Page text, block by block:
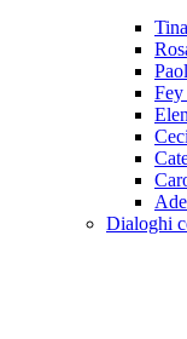
Fey
Dialoghi